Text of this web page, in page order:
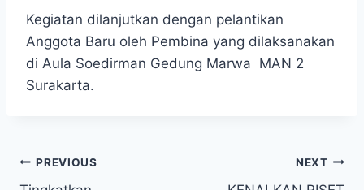
Kegiatan dilanjutkan dengan pelantikan
Anggota Baru oleh Pembina yang dilaksanakan
di Aula Soedirman Gedung Marwa MAN 2
Surakarta.
Post
PREVIOUS NEXT